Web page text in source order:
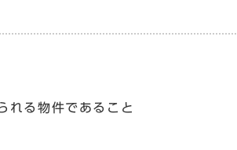
れる物件であること